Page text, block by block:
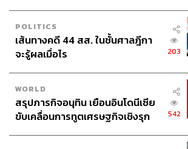
POLITICS
เส้นทางคดี 44 สส. ในชั้นศาลฎีกา
จะรู้ผลเมื่อไร
203
WORLD
สรุปภารกิจอนุทิน เยือนอินโดนีเซีย
ขับเคลื่อนการทูตเศรษฐกิจเชิงรุก
542